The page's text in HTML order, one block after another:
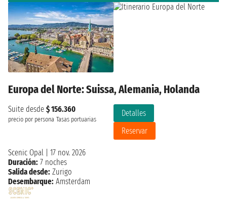
Europa del Norte: Suissa, Alemania, Holanda
Suite desde $ 156.360
precio por persona Tasas portuarias
Detalles
Reservar
Scenic Opal
17 nov. 2026
Duración: 7 noches
Salida desde: Zurigo
Desembarque: Amsterdam